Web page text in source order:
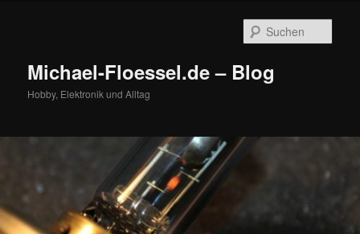
Michael-Floessel.de – Blog
Hobby, Elektronik und Alltag